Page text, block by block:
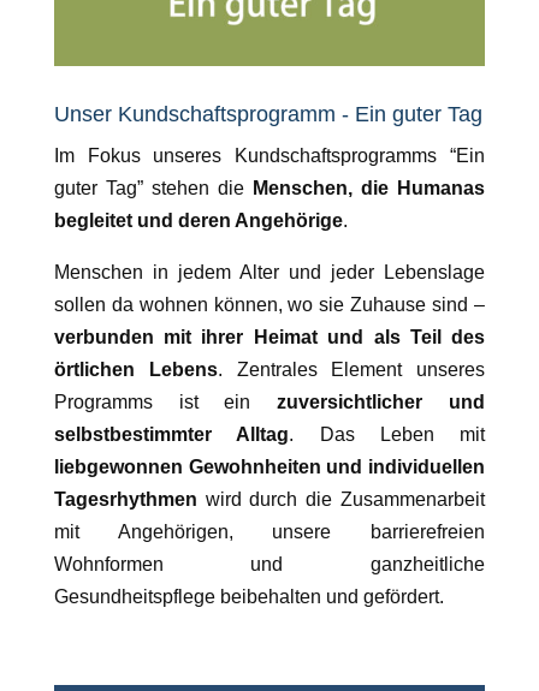
Unser Kundschaftsprogramm - Ein guter Tag
Im Fokus unseres Kundschaftsprogramms “Ein
guter Tag” stehen die Menschen, die Humanas
begleitet und deren Angehörige.
Menschen in jedem Alter und jeder Lebenslage
sollen da wohnen können, wo sie Zuhause sind –
verbunden mit ihrer Heimat und als Teil des
örtlichen Lebens. Zentrales Element unseres
Programms ist einzuversichtlicher und
selbstbestimmter Alltag. Das Leben mit
liebgewonnen Gewohnheiten und individuellen
Tagesrhythmen wird durch die Zusammenarbeit
mit Angehörigen, unsere barrierefreien
Wohnformen und ganzheitliche
Gesundheitspflege beibehalten und gefördert.